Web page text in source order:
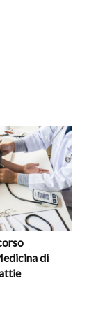
di